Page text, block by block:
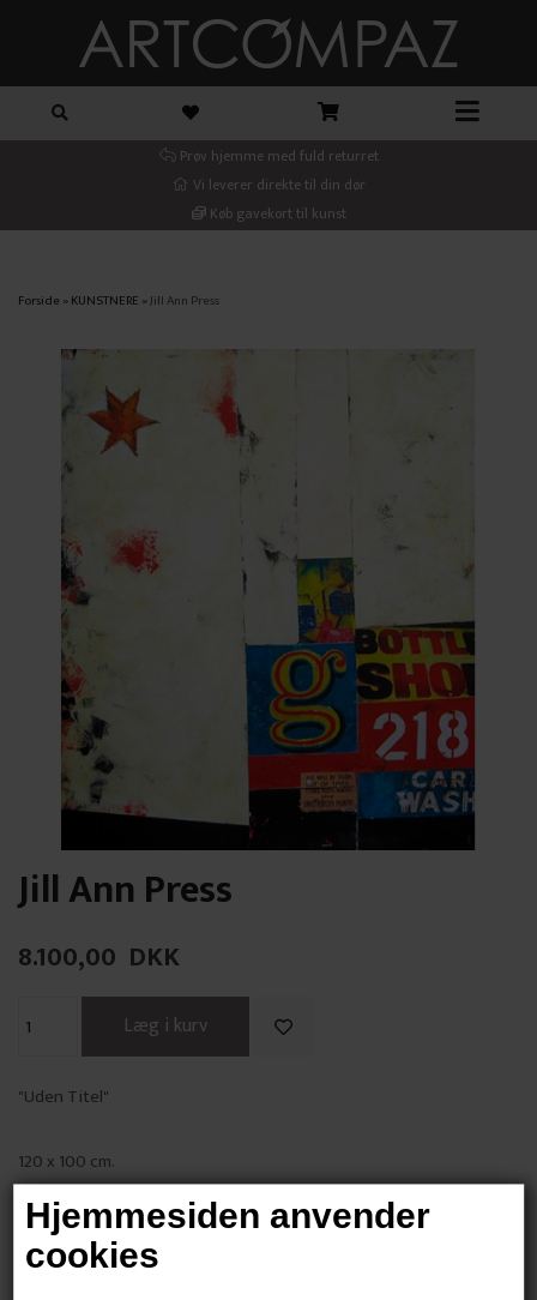
Hjemmesiden anvender
cookies
Prøv hjemme med fuld returret
Vi leverer direkte til din dør
Køb gavekort til kunst
Forside »KUNSTNERE »Jill Ann Press
Jill Ann Press
8.100,00 DKK
"Uden Titel"
120 x 100 cm.
Mixed Media
Ikke indrammet